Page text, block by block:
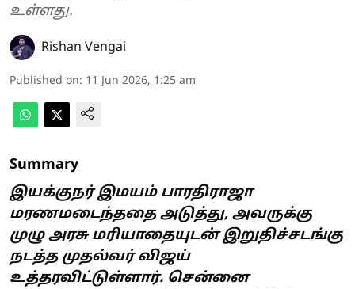
உள்ளது.
Rishan Vengai
Published on: 11 Jun 2026, 1:25 am
Summary
இயக்குநர் இமயம் பாரதிராஜா
மரணமடைந்ததை அடுத்து, அவருக்கு
முழு அரசு மரியாதையுடன் இறுதிச்சடங்கு
நடத்த முதல்வர் விஜய்
உத்தரவிட்டுள்ளார். சென்னை